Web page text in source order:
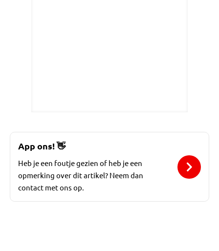
App ons!👋
Heb je een foutje gezien of heb je een
opmerking over dit artikel? Neem dan
contact met ons op.